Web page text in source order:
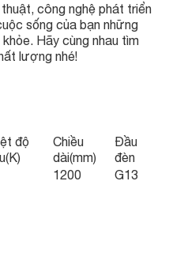
công nghệ phát triển
sống của bạn những
Hãy cùng nhau tìm
lượng nhé!
độ
Chiều
dài(mm)
Đầu
đèn
1200 G13